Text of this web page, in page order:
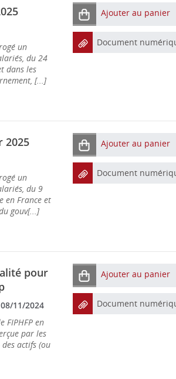
un
du 24
dans les
[...]
Ajouter au panier
Document
2025
un
du 9
en France et
gouv[...]
Ajouter au panier
Document
pour
08/11/2024
FIPHFP en
par les
actifs (ou
Ajouter au panier
Document